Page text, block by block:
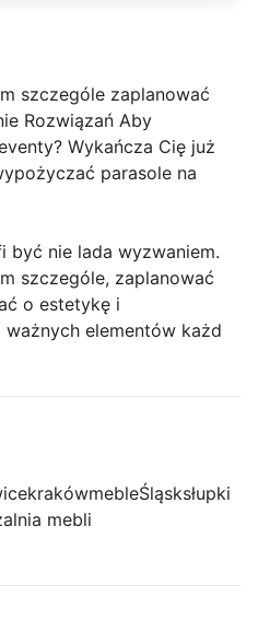
szczególe zaplanować
Rozwiązań Aby
Wykańcza Cię już
parasole na
być nie lada wyzwaniem.
szczególe, zaplanować
o estetykę i
elementów każd
krakówmebleŚląsksłupki
mebli